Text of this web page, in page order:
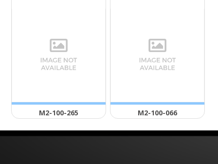
Μ2-100-265 Μ2-100-066